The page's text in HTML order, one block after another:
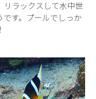
リラックスして水中世
す。プールでしっか